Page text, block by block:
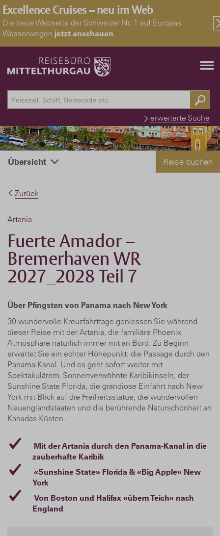
Excellence Cruises – neu im Web
Die neue Webseite der Schweizer Nr. 1 auf Europas
Wasserwegen jetzt anschauen.
erweiterte Suche
Übersicht Reise buchen
Zurück
Artania
Fuerte Amador –
Bremerhaven WR
2027_2028 Teil 7
Über Pfingsten von Panama nach New York
30 wundervolle Kreuzfahrttage geniessen Sie während
dieser Reise mit der Artania, die familiäre Phoenix
Atmosphäre natürlich immer mit an Bord. Zu Beginn
erwartet Sie ein echter Höhepunkt: die Passage durch den
Panama-Kanal. Und es geht sofort weiter mit
Spektakulärem. Sonnenverwöhnte Karibikinseln, der
Sunshine State Florida, die grandiose Einfahrt nach New
York mit Blick auf die Freiheitsstatue, die wundervollen
Neuenglandstaaten und die berührende Naturschönheit an
Kanadas Küsten.
Mit der Artania durch den Panama-Kanal in die
zauberhafte Karibik
«Sunshine State» Florida & «Big Apple» New
York
Von Boston und Halifax «übern Teich» nach
England